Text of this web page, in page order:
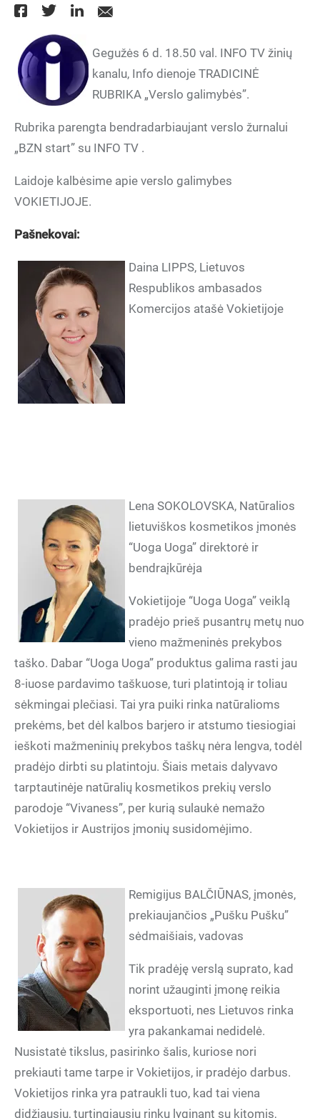
Gegužės 6 d. 18.50 val. INFO TV žinių
kanalu, Info dienoje TRADICINĖ
RUBRIKA „Verslo galimybės”.
Rubrika parengta bendradarbiaujant verslo žurnalui
„BZN start” su INFO TV .
Laidoje kalbėsime apie verslo galimybes
VOKIETIJOJE.
Pašnekovai:
Daina LIPPS, Lietuvos
Respublikos ambasados
Komercijos atašė Vokietijoje
Lena SOKOLOVSKA, Natūralios
lietuviškos kosmetikos įmonės
“Uoga Uoga” direktorė ir
bendraįkūrėja
Vokietijoje “Uoga Uoga” veiklą
pradėjo prieš pusantrų metų nuo
vieno mažmeninės prekybos
taško. Dabar “Uoga Uoga” produktus galima rasti jau
8-iuose pardavimo taškuose, turi platintoją ir toliau
sėkmingai plečiasi. Tai yra puiki rinka natūralioms
prekėms, bet dėl kalbos barjero ir atstumo tiesiogiai
ieškoti mažmeninių prekybos taškų nėra lengva, todėl
pradėjo dirbti su platintoju. Šiais metais dalyvavo
tarptautinėje natūralių kosmetikos prekių verslo
parodoje “Vivaness”, per kurią sulaukė nemažo
Vokietijos ir Austrijos įmonių susidomėjimo.
Remigijus BALČIŪNAS, įmonės,
prekiaujančios „Pušku Pušku”
sėdmaišiais, vadovas
Tik pradėję verslą suprato, kad
norint užauginti įmonę reikia
eksportuoti, nes Lietuvos rinka
yra pakankamai nedidelė.
Nusistatė tikslus, pasirinko šalis, kuriose nori
prekiauti tame tarpe ir Vokietijos, ir pradėjo darbus.
Vokietijos rinka yra patraukli tuo, kad tai viena
didžiausių, turtingiausių rinkų lyginant su kitomis,